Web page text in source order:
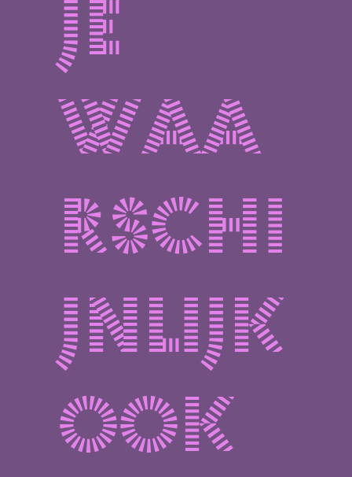
je
waa
rschi
jnlijk
ook